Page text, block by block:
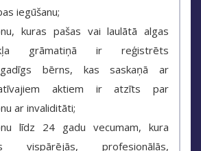
iegūšanu;
kuras pašas vai laulātā algas
grāmatiņā ir reģistrēts
bērns, kas saskaņā ar
aktiem ir atzīts par
ar invaliditāti;
līdz 24 gadu vecumam, kura
vispārējās, profesionālās,